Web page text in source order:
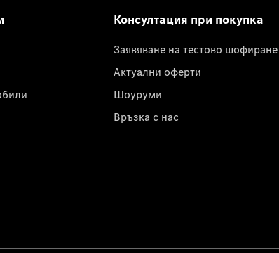
Консултация при покупка
Заявяване на тестово шофиране
Актуални оферти
Шоуруми
Връзка с нас